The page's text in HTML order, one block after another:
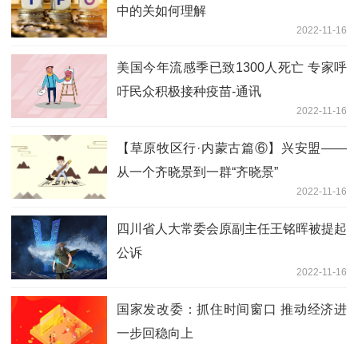
中的关如何理解
2022-11-16
美国今年流感季已致1300人死亡 专家呼
吁民众积极接种疫苗-通讯
2022-11-16
【草原牧区行·内蒙古篇⑥】兴安盟——
从一个齐晓景到一群“齐晓景”
2022-11-16
四川省人大常委会原副主任王铭晖被提起
公诉
2022-11-16
国家发改委：抓住时间窗口 推动经济进
一步回稳向上